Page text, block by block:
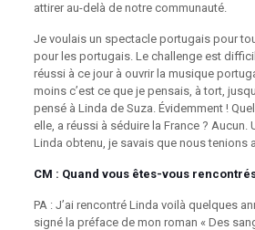
attirer au-delà de notre communauté.
Je voulais un spectacle portugais pour
pour les portugais. Le challenge est
réussi à ce jour à ouvrir la musique
moins c’est ce que je pensais, à tort,
pensé à Linda de Suza. Évidemment !
elle, a réussi à séduire la France ? Aucun.
Linda obtenu, je savais que nous tenions
CM : Quand vous êtes-vous
PA : J’ai rencontré Linda voilà quelques
signé la préface de mon roman « Des